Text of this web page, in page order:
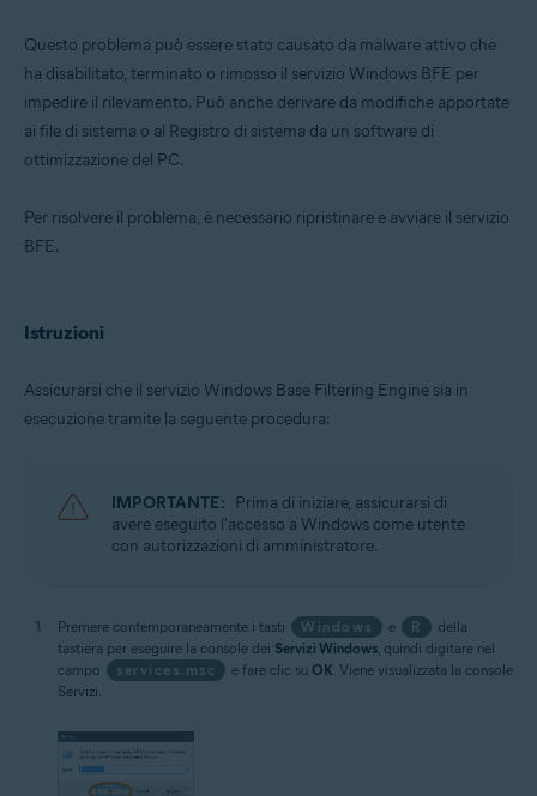
Questo problema può essere stato causato da malware attivo che
ha disabilitato, terminato o rimosso il servizio Windows BFE per
impedire il rilevamento. Può anche derivare da modifiche apportate
ai file di sistema o al Registro di sistema da un software di
ottimizzazione del PC.
Per risolvere il problema, è necessario ripristinare e avviare il servizio
BFE.
Istruzioni
Assicurarsi che il servizio Windows Base Filtering Engine sia in
esecuzione tramite la seguente procedura:
IMPORTANTE: Prima di iniziare, assicurarsi di
avere eseguito l'accesso a Windows come utente
con autorizzazioni di amministratore.
Premere contemporaneamente i tasti Windows e R
della
tastiera per eseguire la console dei Servizi Windows, quindi digitare nel
campo
services.msc e fare clic su OK. Viene visualizzata la console
Servizi.